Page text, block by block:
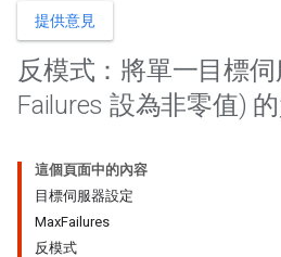
提供意見
反模式：將單一目標
Failures 設為非零值)
這個頁面中的內容
目標伺服器設定
MaxFailures
反模式